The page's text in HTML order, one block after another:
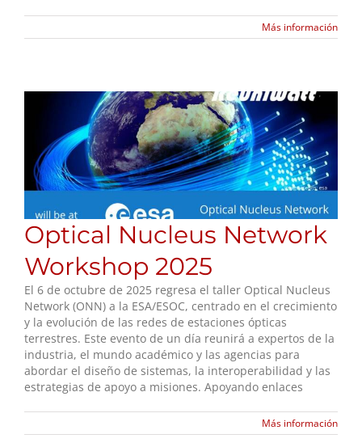
Más información
Optical Nucleus Network
Workshop 2025
El 6 de octubre de 2025 regresa el taller Optical Nucleus
Network (ONN) a la ESA/ESOC, centrado en el crecimiento
y la evolución de las redes de estaciones ópticas
terrestres. Este evento de un día reunirá a expertos de la
industria, el mundo académico y las agencias para
abordar el diseño de sistemas, la interoperabilidad y las
estrategias de apoyo a misiones. Apoyando enlaces
Más información